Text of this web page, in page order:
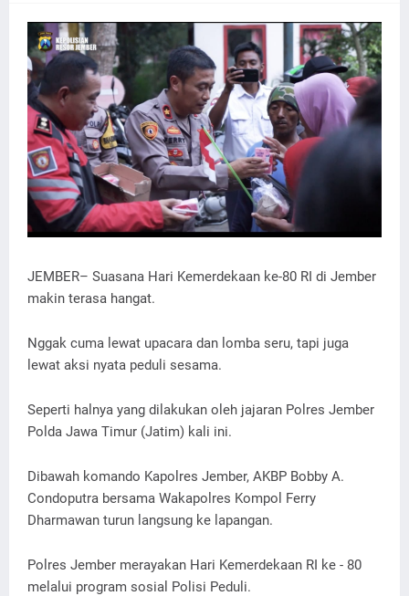
JEMBER– Suasana Hari Kemerdekaan ke-80 RI di Jember
makin terasa hangat.
Nggak cuma lewat upacara dan lomba seru, tapi juga
lewat aksi nyata peduli sesama.
Seperti halnya yang dilakukan oleh jajaran Polres Jember
Polda Jawa Timur (Jatim) kali ini.
Dibawah komando Kapolres Jember, AKBP Bobby A.
Condoputra bersama Wakapolres Kompol Ferry
Dharmawan turun langsung ke lapangan.
Polres Jember merayakan Hari Kemerdekaan RI ke - 80
melalui program sosial Polisi Peduli.